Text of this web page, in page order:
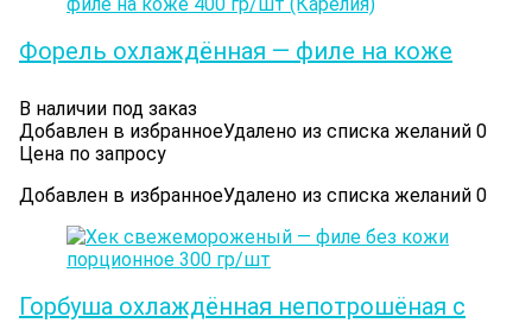
Форель охлаждённая — филе на коже
В наличии под заказ
Добавлен в избранноеУдалено из списка желаний 0
Цена по запросу
Добавлен в избранноеУдалено из списка желаний 0
Горбуша охлаждённая непотрошёная с